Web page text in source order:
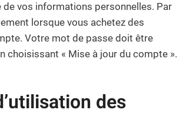
vos informations personnelles. Par
lorsque vous achetez des
Votre mot de passe doit être
choisissant « Mise à jour du compte ».
des